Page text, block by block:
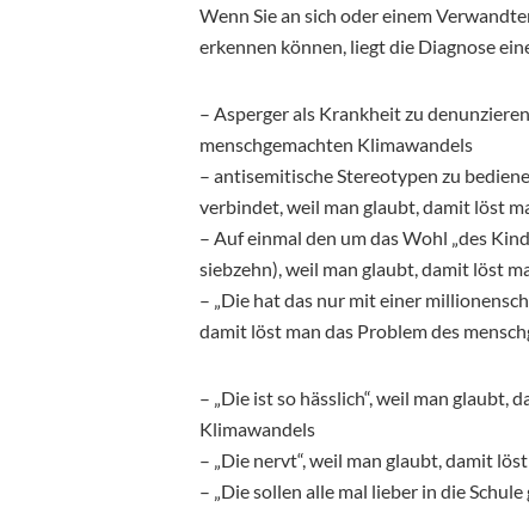
Wenn Sie an sich oder einem
erkennen können, liegt die Diagnose
– Asperger als Krankheit zu
menschgemachten Klimawandels
– antisemitische Stereotypen zu
verbindet, weil man glaubt, damit löst
– Auf einmal den um das Wohl „des
siebzehn), weil man glaubt, damit löst
– „Die hat das nur mit einer
damit löst man das Problem des
– „Die ist so hässlich“, weil man glaubt,
Klimawandels
– „Die nervt“, weil man glaubt, damit
– „Die sollen alle mal lieber in die